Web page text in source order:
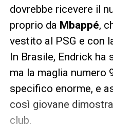
dovrebbe ricevere il
proprio da Mbappé,
vestito al PSG e con
In Brasile, Endrick ha
ma la maglia numero
specifico enorme, e
così giovane
club.